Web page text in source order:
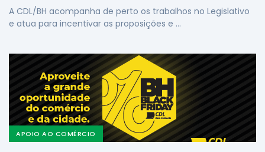
A CDL/BH acompanha de perto os trabalhos no Legislativo
e atua para incentivar as proposições e …
APOIO AO COMÉRCIO